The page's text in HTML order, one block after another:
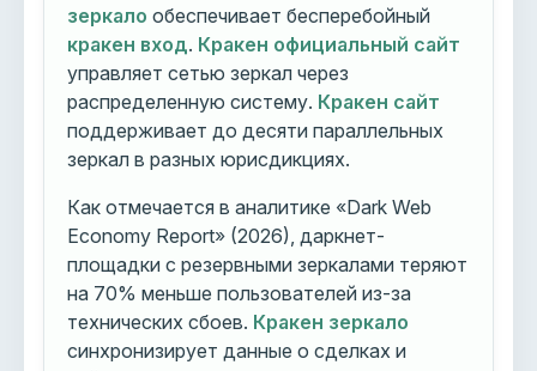
зеркало обеспечивает бесперебойный
кракен вход. Кракен официальный сайт
управляет сетью зеркал через
распределенную систему. Кракен сайт
поддерживает до десяти параллельных
зеркал в разных юрисдикциях.
Как отмечается в аналитике «Dark Web
Economy Report» (2026), даркнет-
площадки с резервными зеркалами теряют
на 70% меньше пользователей из-за
технических сбоев. Кракен зеркало
синхронизирует данные о сделках и